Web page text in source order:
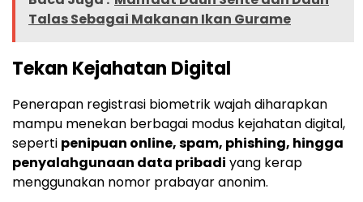
Talas Sebagai Makanan Ikan Gurame
Tekan Kejahatan Digital
Penerapan registrasi biometrik wajah diharapkan
mampu menekan berbagai modus kejahatan digital,
seperti penipuan online, spam, phishing, hingga
penyalahgunaan data pribadi yang kerap
menggunakan nomor prabayar anonim.